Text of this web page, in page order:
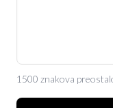
1500 znakova